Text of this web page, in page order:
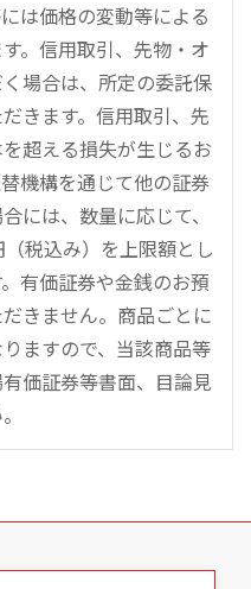
は価格の変動等による
。信用取引、先物・オ
場合は、所定の委託保
きます。信用取引、先
超える損失が生じるお
機構を通じて他の証券
には、数量に応じて、
税込み）を上限額とし
有価証券や金銭のお預
きません。商品ごとに
ますので、当該商品等
価証券等書面、目論見